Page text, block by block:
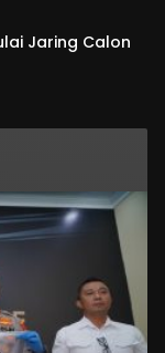
Jaring Calon